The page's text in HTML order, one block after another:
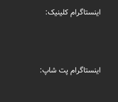
اینستاگرام کلینیک:
اینستاگرام پت شاپ: